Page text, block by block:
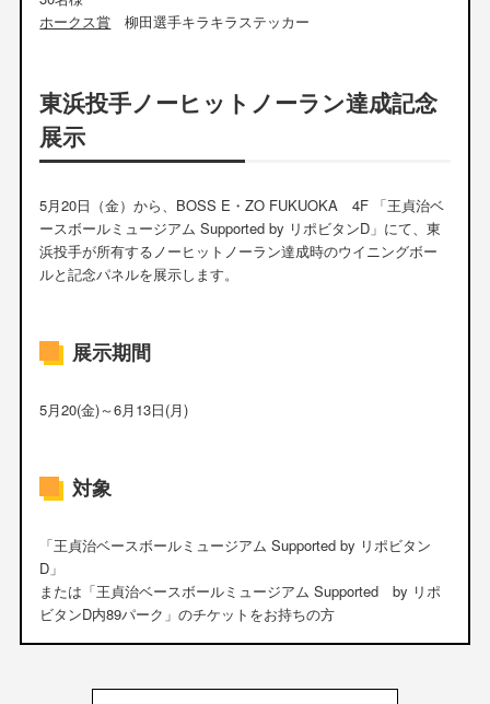
ホークス賞 柳田選手キラキラステッカー
東浜投手ノーヒットノーラン達成記念
展示
5月20日（金）から、BOSS E・ZO FUKUOKA 4F 「王貞治ベ
ースボールミュージアム Supported by リポビタンD」にて、東
浜投手が所有するノーヒットノーラン達成時のウイニングボー
ルと記念パネルを展示します。
展示期間
5月20(金)～6月13日(月)
対象
「王貞治ベースボールミュージアム Supported by リポビタン
D」
または「王貞治ベースボールミュージアム Supported by リポ
ビタンD内89パーク」のチケットをお持ちの方